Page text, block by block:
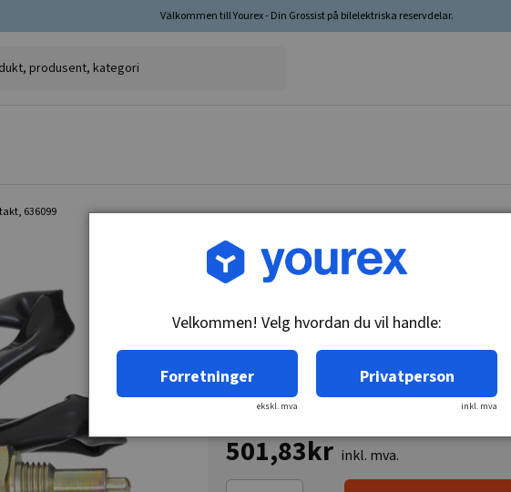
Välkommen till Yourex - Din Grossist på bilelektriska reservdelar.
636099
Varenr.: 1860098
501,83kr inkl. mva.
Velkommen! Velg hvordan du vil handle:
Forretninger
ekskl. mva
Privatperson
inkl. mva